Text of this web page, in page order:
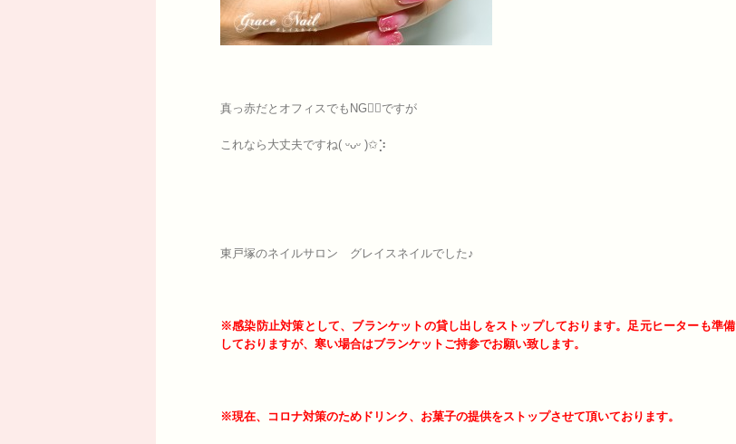
真っ赤だとオフィスでもNG🙅‍♀️ですが
これなら大丈夫ですね( ᵕᴗᵕ )✩⡱
東戸塚のネイルサロン グレイスネイルでした♪
※感染防止対策として、ブランケットの貸し出しをストップしております。足元ヒーターも準備
しておりますが、寒い場合はブランケットご持参でお願い致します。
※現在、コロナ対策のためドリンク、お菓子の提供をストップさせて頂いております。